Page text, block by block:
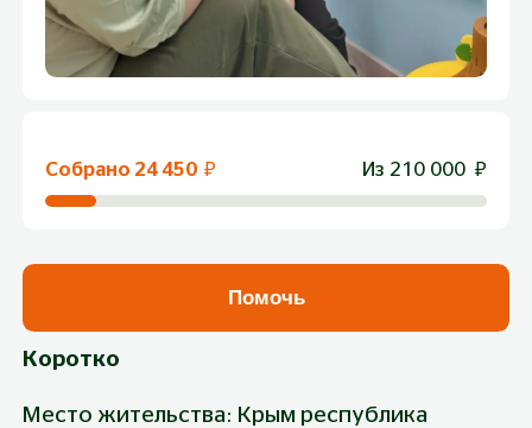
Собрано 24 450 ₽ Из 210 000 ₽
Помочь
Коротко
Место жительства: Крым республика